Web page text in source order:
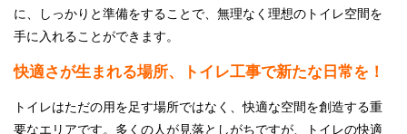
に、しっかりと準備をすることで、無理なく理想のトイレ空間を
手に入れることができます。
快適さが生まれる場所、トイレ工事で新たな日常を！
トイレはただの用を足す場所ではなく、快適な空間を創造する重
要なエリアです。多くの人が見落としがちですが、トイレの快適